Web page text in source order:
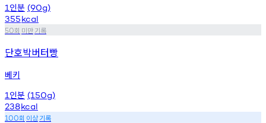
1 인분 (90g)
355kcal
50회 미만기록
단호박버터빵
베키
1 인분 (150g)
238kcal
100회 이상기록